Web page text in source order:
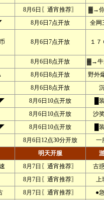
8月6日〖通宵推荐〗
▓→
8月6日7点开放 全网
8月6日7点开放 １
8月6日8点开放
▓→牛
8月6日8点开放
野外
8月6日8点开放
8月6日10点开放
█
8月6日10点开放
沙
8月6日10点开放
█
8月6日12点30分开放
一
明天开服
8月7日〖通宵推荐〗
古
8月7日〖通宵推荐〗
上
8月7日〖通宵推荐〗 ●